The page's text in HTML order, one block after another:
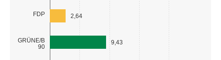
FDP
GRÜNE/B
90
2,64
9,43